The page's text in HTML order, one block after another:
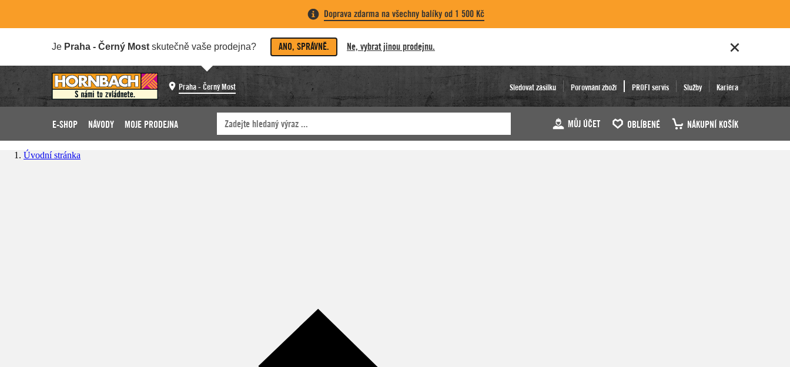
Doprava zdarma na všechny balíky od 1 500 Kč
Je Praha - Černý Most skutečně vaše prodejna? ANO, SPRÁVNĚ. Ne, vybrat jinou prodejnu.
Praha - Černý Most Sledovat zásilku Porovnání zboží PROFI servis Služby Kariéra
E-SHOP NÁVODY MOJE PRODEJNA MŮJ ÚČET OBLÍBENÉ NÁKUPNÍ KOŠÍK
Úvodní stránka